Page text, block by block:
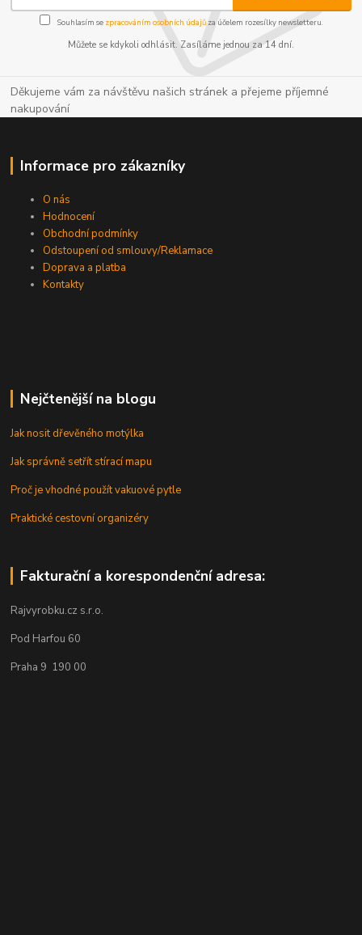
Souhlasím se zpracováním osobních údajůza účelem rozesílky newsletteru.
Můžete se kdykoli odhlásit. Zasíláme jednou za 14 dní.
Děkujeme vám za návštěvu našich stránek a přejeme příjemné
nakupování
Informace pro zákazníky
O nás
Hodnocení
Obchodní podmínky
Odstoupení od smlouvy/Reklamace
Doprava a platba
Kontakty
Nejčtenější na blogu
Jak nosit dřevěného motýlka
Jak správně setřít stírací mapu
Proč je vhodné použít vakuové pytle
Praktické cestovní organizéry
Fakturační a korespondenční adresa:
Rajvyrobku.cz s.r.o.
Pod Harfou 60
Praha 9 190 00